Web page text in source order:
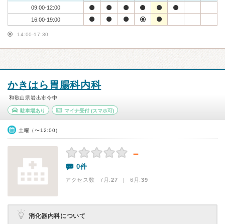
09:00-12:00
16:00-19:00
14:00-17:30
かきはら胃腸科内科
和歌山県岩出市今中
駐車場あり マイナ受付(スマホ可)
土曜（〜12:00）
－
0件
アクセス数 7月:27 | 6月:39
消化器内科について